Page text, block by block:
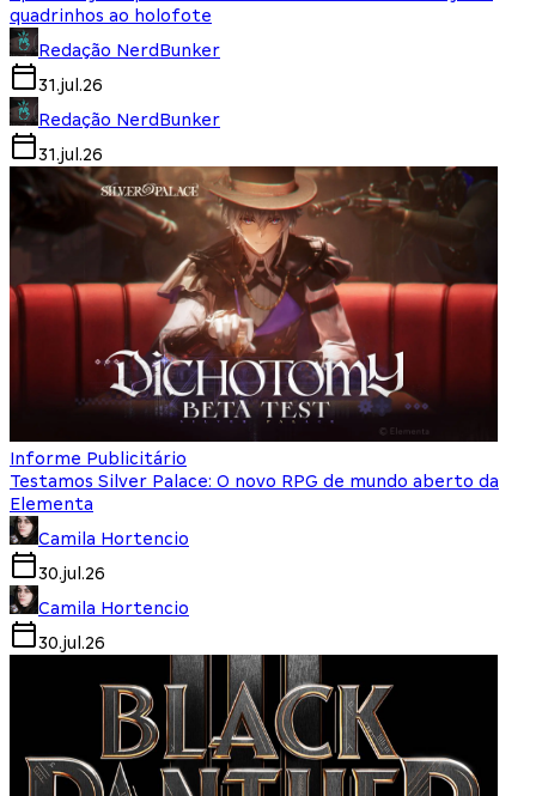
quadrinhos ao holofote
Redação NerdBunker
31.jul.26
Redação NerdBunker
31.jul.26
Informe Publicitário
Testamos Silver Palace: O novo RPG de mundo aberto da
Elementa
Camila Hortencio
30.jul.26
Camila Hortencio
30.jul.26